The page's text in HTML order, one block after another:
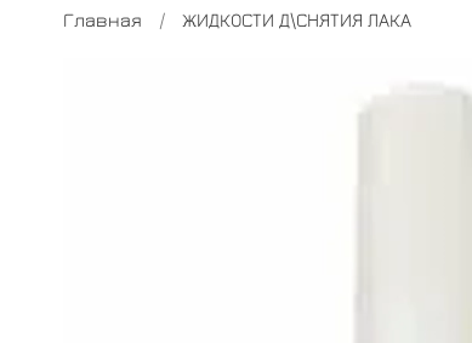
Главная ЖИДКОСТИ Д\СНЯТИЯ ЛАКА